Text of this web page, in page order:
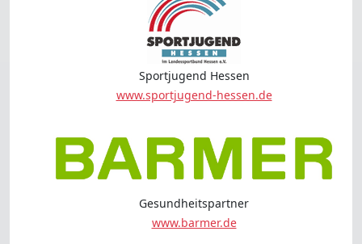
Sportjugend Hessen
www.sportjugend-hessen.de
Gesundheitspartner
www.barmer.de